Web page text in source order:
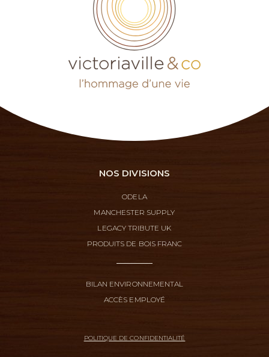
NOS DIVISIONS
ODELA
MANCHESTER SUPPLY
LEGACY TRIBUTE UK
PRODUITS DE BOIS FRANC
BILAN ENVIRONNEMENTAL
ACCÈS EMPLOYÉ
POLITIQUE DE CONFIDENTIALITÉ